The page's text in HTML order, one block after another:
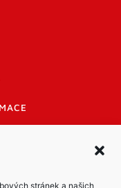
stránek a našich